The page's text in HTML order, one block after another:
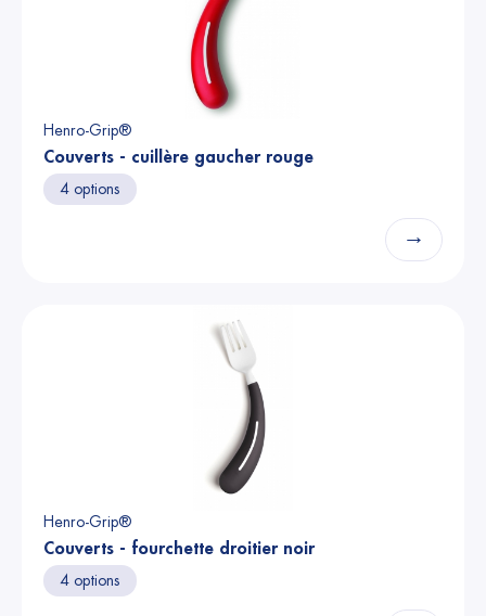
Henro-Grip®
Couverts - cuillère gaucher rouge
4 options
→
Henro-Grip®
Couverts - fourchette droitier noir
4 options